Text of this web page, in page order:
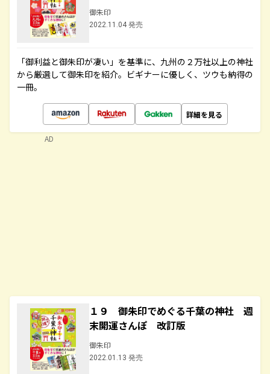
御朱印
2022.11.04 発売
「御利益と御朱印が凄い」を基準に、九州の２万社以上の神社
から厳選して御朱印を紹介。ビギナーに優しく、ツウも納得の
一冊。
詳細を見る
１９ 御朱印でめぐる千葉の神社 週
末開運さんぽ 改訂版
御朱印
2022.01.13 発売
AD